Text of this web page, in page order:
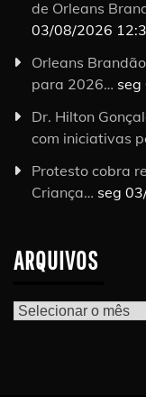
de Orleans
03/08/2026
Orleans
para 2026…
Dr. Hilton
com iniciativas
Protesto cobra
Criança… seg
ARQUIVOS
Arquivos